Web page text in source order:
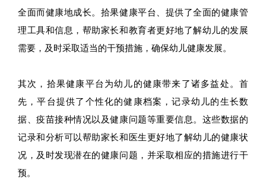
全面而健康地成长。拾果健康平台、提供了全面的健康管
理工具和信息，帮助家长和教育者更好地了解幼儿的发展
需要，及时采取适当的干预措施，确保幼儿健康发展。
其次，拾果健康平台为幼儿的健康带来了诸多益处。首
先，平台提供了个性化的健康档案，记录幼儿的生长数
据、疫苗接种情况以及健康问题等重要信息。这些数据的
记录和分析可以帮助家长和医生更好地了解幼儿的健康状
况，及时发现潜在的健康问题，并采取相应的措施进行干
预。